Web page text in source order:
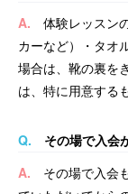
A. 体験レッスン
カーなど）
・タオ
場合は、靴の裏を
は、特に用意する
Q. その場で入会
A. その場で入会